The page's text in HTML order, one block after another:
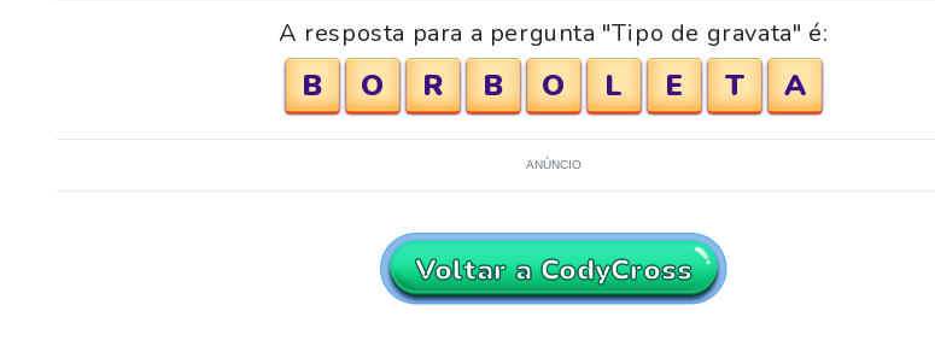
A resposta para a pergunta "Tipo de gravata" é:
B O R B O L E T A
ANÚNCIO
Voltar a CodyCross